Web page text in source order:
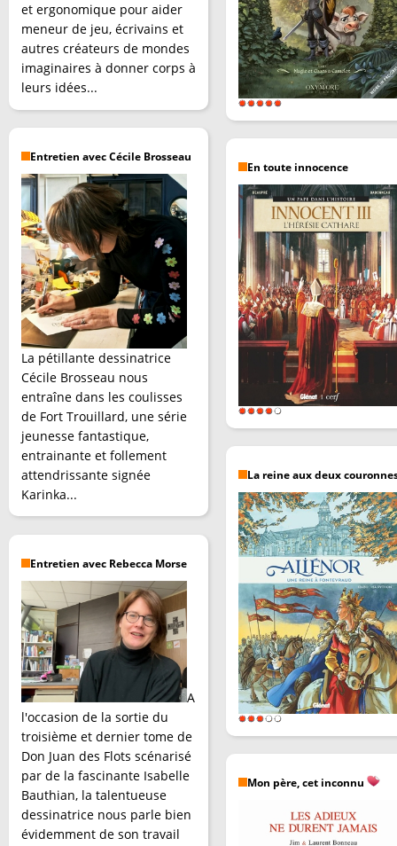
et ergonomique pour aider
meneur de jeu, écrivains et
autres créateurs de mondes
imaginaires à donner corps à
leurs idées...
Entretien avec Cécile Brosseau
La pétillante dessinatrice
Cécile Brosseau nous
entraîne dans les coulisses
de Fort Trouillard, une série
jeunesse fantastique,
entrainante et follement
attendrissante signée
Karinka...
Entretien avec Rebecca Morse
A
l'occasion de la sortie du
troisième et dernier tome de
Don Juan des Flots scénarisé
par de la fascinante Isabelle
Bauthian, la talentueuse
dessinatrice nous parle bien
évidemment de son travail
En toute innocence
La reine aux deux
Mon père, cet inconnu